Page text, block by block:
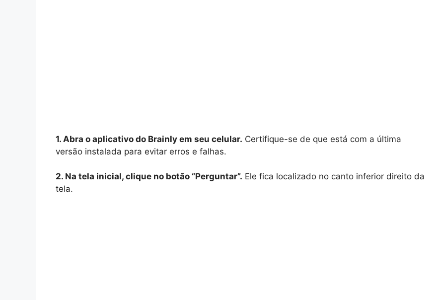
1. Abra o aplicativo do Brainly em seu celular. Certifique-se de que está com a última
versão instalada para evitar erros e falhas.
2. Na tela inicial, clique no botão “Perguntar”. Ele fica localizado no canto inferior direito da
tela.